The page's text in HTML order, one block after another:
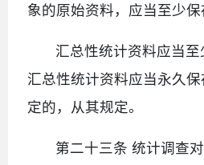
象的原始资料，应当至少保
汇总性统计资料应当
汇总性统计资料应当永久
定的，从其规定。
第二十三条 统计调查